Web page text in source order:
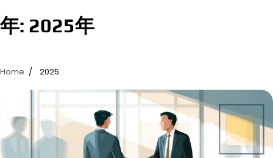
年: 2025年
Home 2025